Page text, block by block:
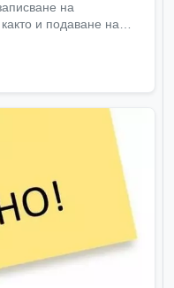
на
и подаване на